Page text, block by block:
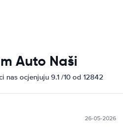
Auto Naši
nas ocjenjuju 9.1 /10 od 12842
26-05-2026